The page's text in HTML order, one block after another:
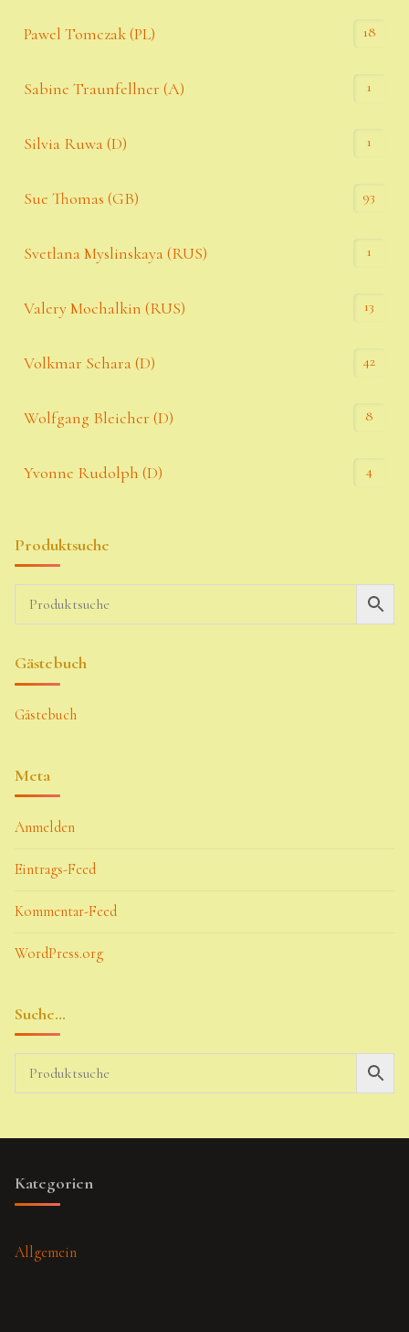
Pawel Tomczak (PL) 18
Sabine Traunfellner (A) 1
Silvia Ruwa (D) 1
Sue Thomas (GB) 93
Svetlana Myslinskaya (RUS) 1
Valery Mochalkin (RUS) 13
Volkmar Schara (D) 42
Wolfgang Bleicher (D) 8
Yvonne Rudolph (D) 4
Produktsuche
Gästebuch
Gästebuch
Meta
Anmelden
Eintrags-Feed
Kommentar-Feed
WordPress.org
Suche…
Kategorien
Allgemein